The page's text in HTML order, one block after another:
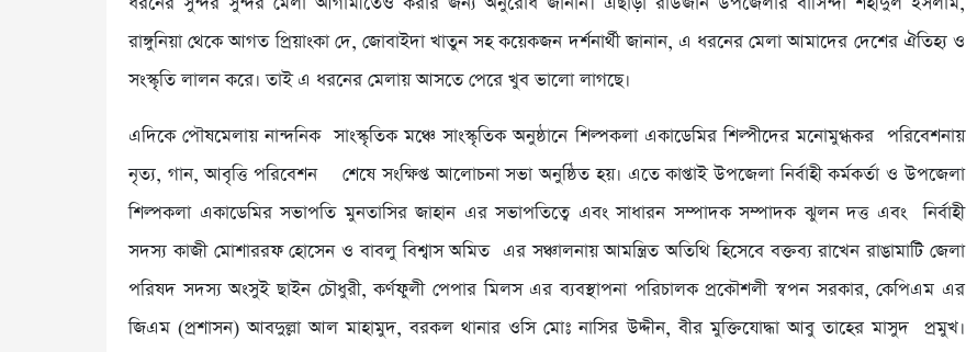
রাঙ্গুনিয়া থেকে আগত প্রিয়াংকা দে, জোবাইদা খাতুন সহ কয়েকজন দর্শনার্থী জানান, এ ধরনের মেলা আমাদের দেশের ঐতিহ্য ও
সংস্কৃতি লালন করে। তাই এ ধরনের মেলায় আসতে পেরে খুব ভালো লাগছে।
এদিকে পৌষমেলায় নান্দনিক সাংস্কৃতিক মঞ্চে সাংস্কৃতিক অনুষ্ঠানে শিল্পকলা একাডেমির শিল্পীদের মনোমুগ্ধকর পরিবেশনায়
নৃত্য, গান, আবৃত্তি পরিবেশন শেষে সংক্ষিপ্ত আলোচনা সভা অনুষ্ঠিত হয়। এতে কাপ্তাই উপজেলা নির্বাহী কর্মকর্তা ও উপজেলা
শিল্পকলা একাডেমির সভাপতি মুনতাসির জাহান এর সভাপতিত্বে এবং সাধারন সম্পাদক সম্পাদক ঝুলন দত্ত এবং নির্বাহী
সদস্য কাজী মোশাররফ হোসেন ও বাবলু বিশ্বাস অমিত এর সঞ্চালনায় আমন্ত্রিত অতিথি হিসেবে বক্তব্য রাখেন রাঙামাটি জেলা
পরিষদ সদস্য অংসুই ছাইন চৌধুরী, কর্ণফুলী পেপার মিলস এর ব্যবস্থাপনা পরিচালক প্রকৌশলী স্বপন সরকার, কেপিএম এর
জিএম (প্রশাসন) আবদুল্লা আল মাহামুদ, বরকল থানার ওসি মোঃ নাসির উদ্দীন, বীর মুক্তিযোদ্ধা আবু তাহের মাসুদ প্রমুখ।